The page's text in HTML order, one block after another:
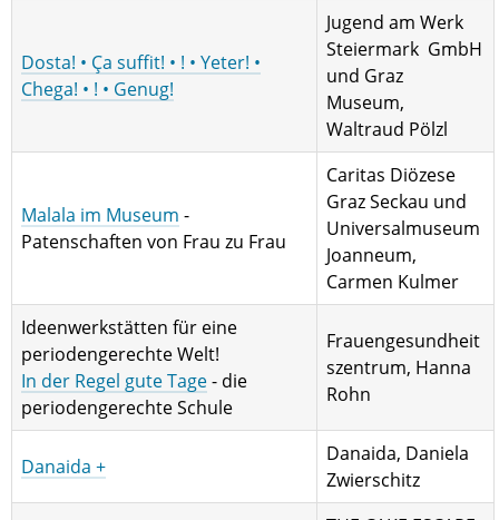
Dosta! • Ça suffit! • ! • Yeter! •
Chega! • ! • Genug!
Jugend am Werk
Steiermark GmbH
und Graz
Museum,
Waltraud Pölzl
Malala im Museum -
Patenschaften von Frau zu Frau
Caritas Diözese
Graz Seckau und
Universalmuseum
Joanneum,
Carmen Kulmer
Ideenwerkstätten für eine
periodengerechte Welt!
In der Regel gute Tage- die
periodengerechte Schule
Frauengesundheit
szentrum, Hanna
Rohn
Danaida +
Danaida, Daniela
Zwierschitz